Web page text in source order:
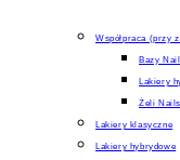
Współpraca (przy
Bazy
Lakiery
Żeli
Lakiery klasyczne
Lakiery hybrydowe